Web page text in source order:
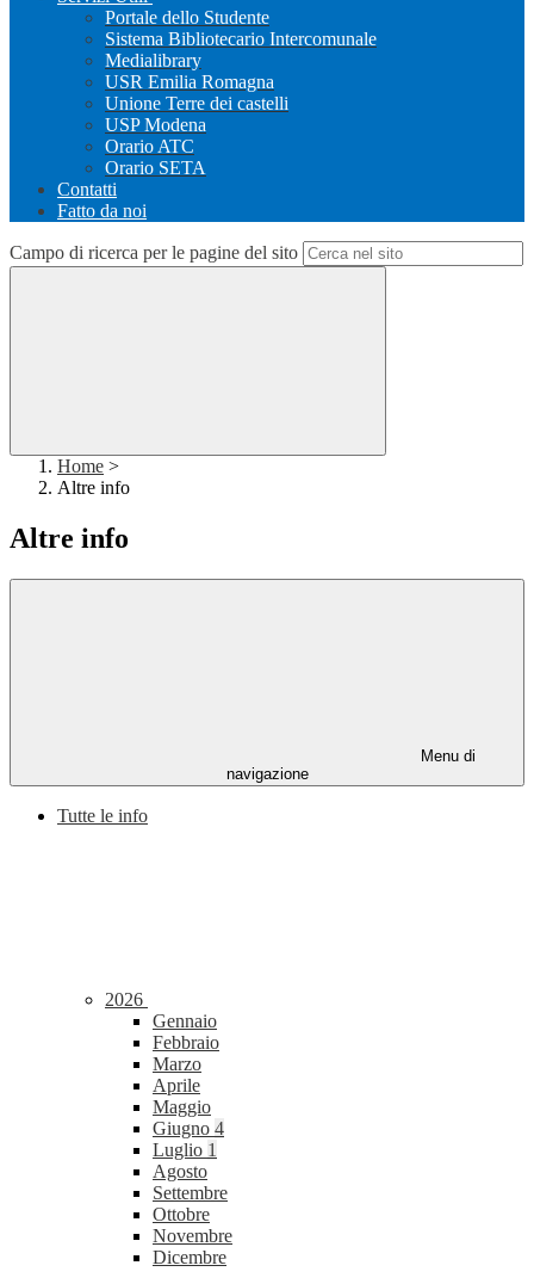
Portale dello Studente
Sistema Bibliotecario Intercomunale
Medialibrary
USR Emilia Romagna
Unione Terre dei castelli
USP Modena
Orario ATC
Orario SETA
Contatti
Fatto da noi
Campo di ricerca per le pagine del sito
Home >
Altre info
Altre info
Menu di
navigazione
Tutte le info
2026
Gennaio
Febbraio
Marzo
Aprile
Maggio
Giugno 4
Luglio 1
Agosto
Settembre
Ottobre
Novembre
Dicembre